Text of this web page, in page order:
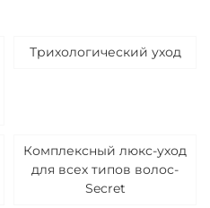
Трихологический уход
Комплексный люкс-уход
для всех типов волос-
Secret